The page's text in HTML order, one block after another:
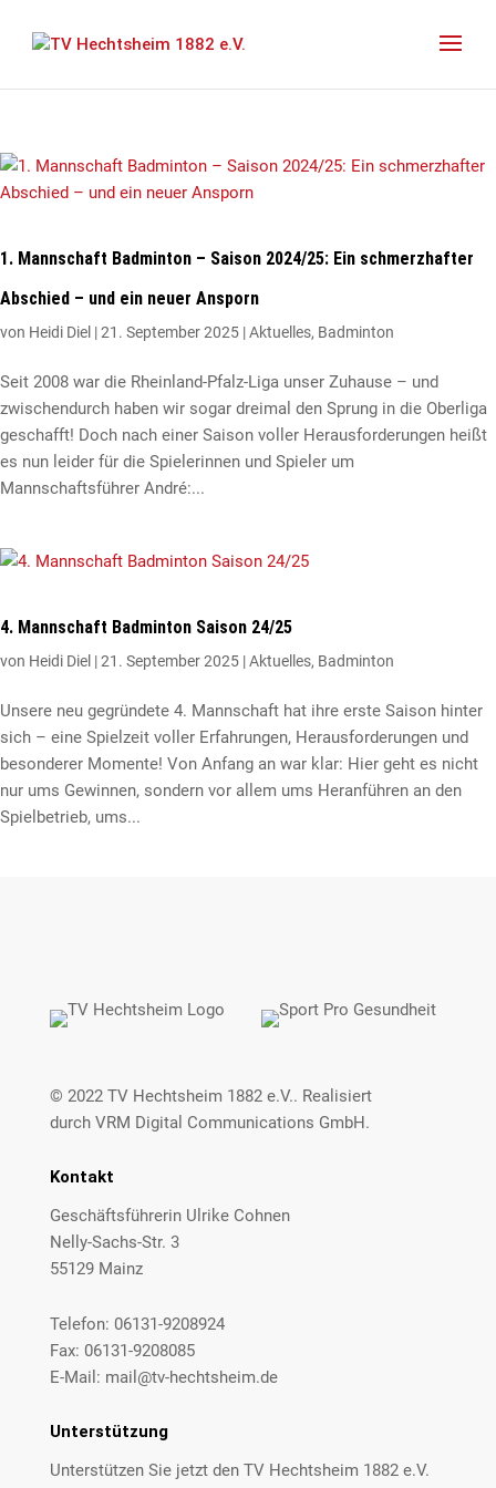
1. Mannschaft Badminton – Saison 2024/25: Ein schmerzhafter
Abschied – und ein neuer Ansporn
von Heidi Diel |21. September 2025 |Aktuelles, Badminton
Seit 2008 war die Rheinland-Pfalz-Liga unser Zuhause – und
zwischendurch haben wir sogar dreimal den Sprung in die Oberliga
geschafft! Doch nach einer Saison voller Herausforderungen heißt
es nun leider für die Spielerinnen und Spieler um
Mannschaftsführer André:...
4. Mannschaft Badminton Saison 24/25
von Heidi Diel |21. September 2025 |Aktuelles, Badminton
Unsere neu gegründete 4. Mannschaft hat ihre erste Saison hinter
sich – eine Spielzeit voller Erfahrungen, Herausforderungen und
besonderer Momente! Von Anfang an war klar: Hier geht es nicht
nur ums Gewinnen, sondern vor allem ums Heranführen an den
Spielbetrieb, ums...
© 2022 TV Hechtsheim 1882 e.V.. Realisiert
durch VRM Digital Communications GmbH.
Kontakt
Geschäftsführerin Ulrike Cohnen
Nelly-Sachs-Str. 3
55129 Mainz
Telefon: 06131-9208924
Fax: 06131-9208085
E-Mail: mail@tv-hechtsheim.de
Unterstützung
Unterstützen Sie jetzt den TV Hechtsheim 1882 e.V.